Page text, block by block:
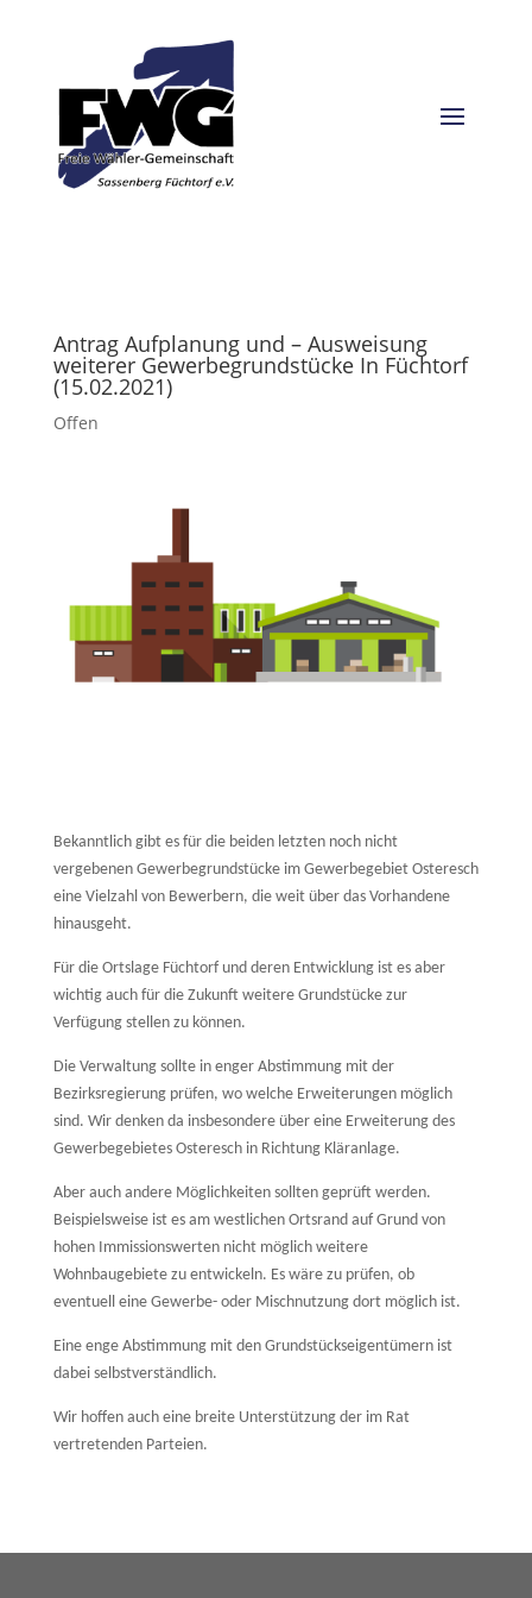
Antrag Aufplanung und – Ausweisung
weiterer Gewerbegrundstücke In Füchtorf
(15.02.2021)
Offen
Bekanntlich gibt es für die beiden letzten noch nicht
vergebenen Gewerbegrundstücke im Gewerbegebiet Osteresch
eine Vielzahl von Bewerbern, die weit über das Vorhandene
hinausgeht.
Für die Ortslage Füchtorf und deren Entwicklung ist es aber
wichtig auch für die Zukunft weitere Grundstücke zur
Verfügung stellen zu können.
Die Verwaltung sollte in enger Abstimmung mit der
Bezirksregierung prüfen, wo welche Erweiterungen möglich
sind. Wir denken da insbesondere über eine Erweiterung des
Gewerbegebietes Osteresch in Richtung Kläranlage.
Aber auch andere Möglichkeiten sollten geprüft werden.
Beispielsweise ist es am westlichen Ortsrand auf Grund von
hohen Immissionswerten nicht möglich weitere
Wohnbaugebiete zu entwickeln. Es wäre zu prüfen, ob
eventuell eine Gewerbe- oder Mischnutzung dort möglich ist.
Eine enge Abstimmung mit den Grundstückseigentümern ist
dabei selbstverständlich.
Wir hoffen auch eine breite Unterstützung der im Rat
vertretenden Parteien.